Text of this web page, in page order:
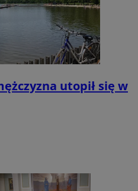
utopił się w